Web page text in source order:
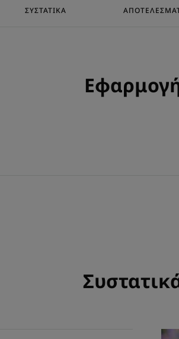
***Αφήνει το δέρμα καθαρό
ευαίσθητο δέρμα και μάτια.
ΣΥΣΤΑΤΙΚΆ